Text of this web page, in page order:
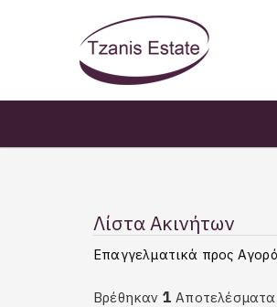
Λίστα Ακινήτων
Επαγγελματικά προς
Βρέθηκαν 1 Αποτελέσματα